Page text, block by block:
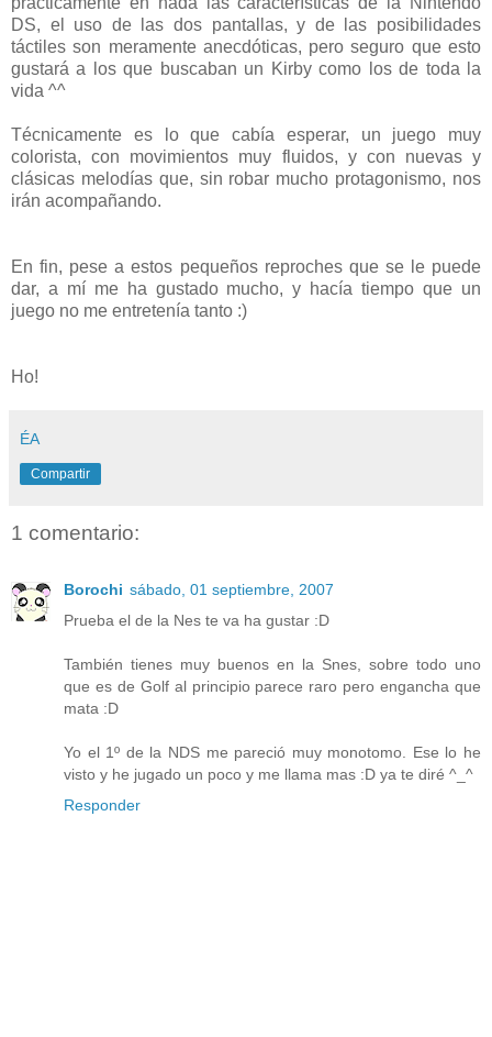
DS, el uso de las dos pantallas, y de las posibilidades
táctiles son meramente anecdóticas, pero seguro que esto
gustará a los que buscaban un Kirby como los de toda la
vida ^^
Técnicamente es lo que cabía esperar, un juego muy
colorista, con movimientos muy fluidos, y con nuevas y
clásicas melodías que, sin robar mucho protagonismo, nos
irán acompañando.
En fin, pese a estos pequeños reproches que se le puede
dar, a mí me ha gustado mucho, y hacía tiempo que un
juego no me entretenía tanto :)
Ho!
ÉA
Compartir
1 comentario:
Borochi sábado, 01 septiembre, 2007
Prueba el de la Nes te va ha gustar :D
También tienes muy buenos en la Snes, sobre todo uno
que es de Golf al principio parece raro pero engancha que
mata :D
Yo el 1º de la NDS me pareció muy monotomo. Ese lo he
visto y he jugado un poco y me llama mas :D ya te diré ^_^
Responder